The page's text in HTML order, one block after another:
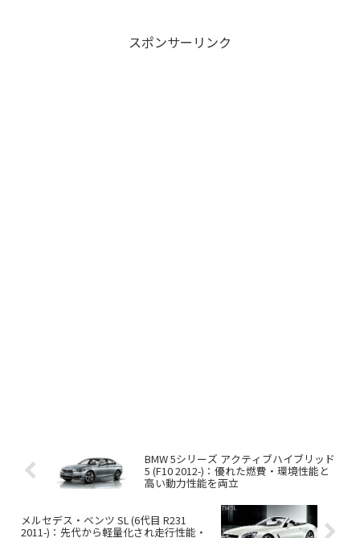
スポンサーリンク
BMW 5シリーズ アクティブハイブリッド
5 (F10 2012-)：優れた燃費・環境性能と
高い動力性能を両立
メルセデス・ベンツ SL (6代目 R231
2011-)：先代から軽量化され走行性能・